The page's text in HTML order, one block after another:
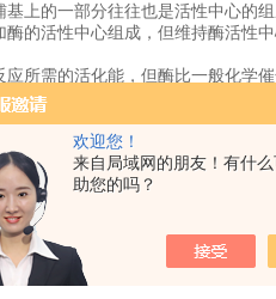
欢迎您！
来自局域网的朋友！有什
助您的吗？
上的一部分往往也是活性中心的组
的活性中心组成，但维持酶活性
所需的活化能，但酶比一般化学
反应途径，从而降低酶促反应活化
近，使底物进入酶的活性中心。
心的底物分子的反应集团与就酶的
生“变形"，使两者彼此互补“契合"